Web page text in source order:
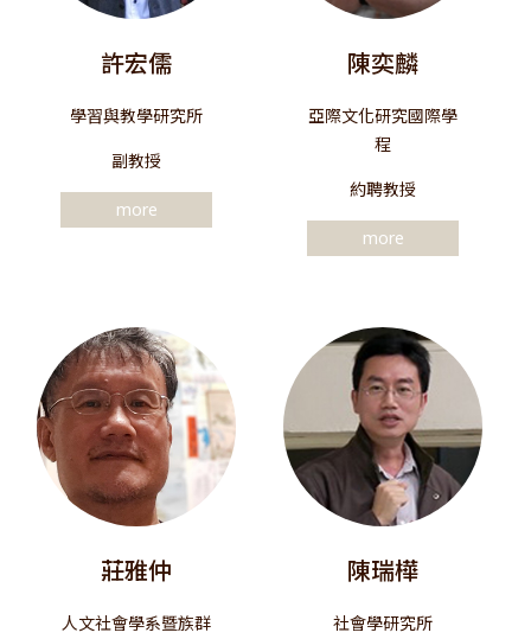
許宏儒
學習與教學研究所
副教授
more
陳奕麟
亞際文化研究國際學
程
約聘教授
more
莊雅仲
人文社會學系暨族群
陳瑞樺
社會學研究所